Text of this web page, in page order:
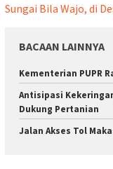
Sungai Bila Wajo, di
BACAAN LAINNYA
Kementerian PUPR
Antisipasi
Dukung Pertanian
Jalan Akses Tol